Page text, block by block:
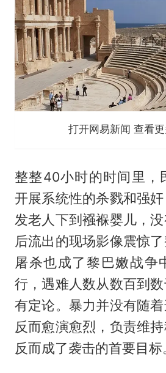
打开网易新闻 查看
整整40小时的时间里，
开展系统性的杀戮和强
发老人下到襁褓婴儿，
后流出的现场影像震惊
屠杀也成了黎巴嫩战争
行，遇难人数从数百到
有定论。暴力并没有随着
反而愈演愈烈，负责维
反而成了袭击的首要目标